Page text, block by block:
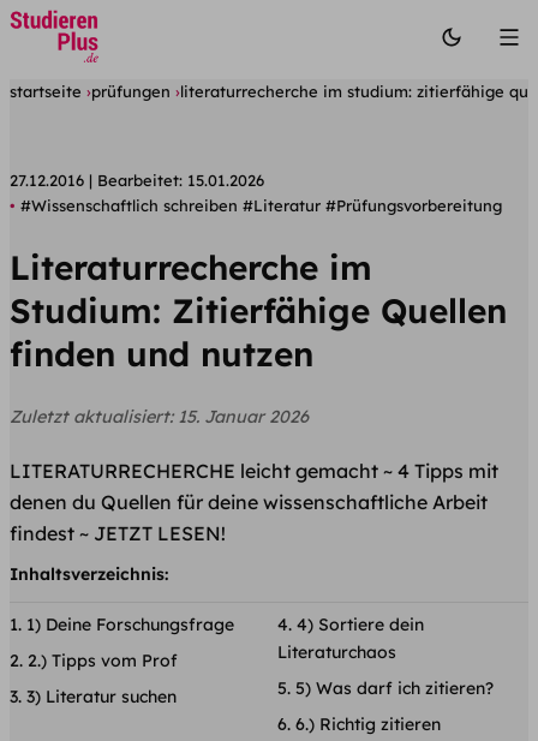
startseite prüfungen literaturrecherche im studium: zitierfähige
27.12.2016 Bearbeitet: 15.01.2026
#Wissenschaftlich schreiben #Literatur #Prüfungsvorbereitung
Literaturrecherche im
Studium: Zitierfähige Quellen
finden und nutzen
Zuletzt aktualisiert: 15. Januar 2026
LITERATURRECHERCHE leicht gemacht ~ 4 Tipps mit
denen du Quellen für deine wissenschaftliche Arbeit
findest ~ JETZT LESEN!
Inhaltsverzeichnis:
1) Deine Forschungsfrage
2.) Tipps vom Prof
3) Literatur suchen
4) Sortiere dein
Literaturchaos
5) Was darf ich zitieren?
6.) Richtig zitieren